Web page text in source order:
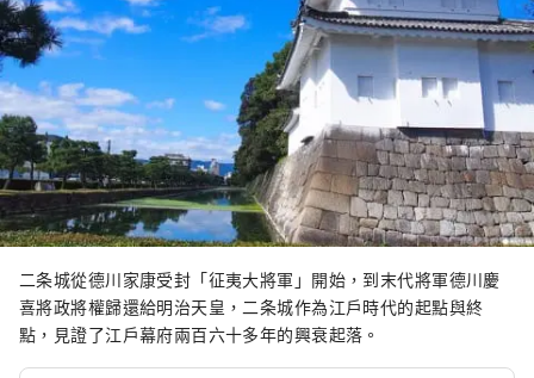
二条城從德川家康受封「征夷大將軍」開始，到末代將軍德川慶
喜將政將權歸還給明治天皇，二条城作為江戶時代的起點與終
點，見證了江戶幕府兩百六十多年的興衰起落。